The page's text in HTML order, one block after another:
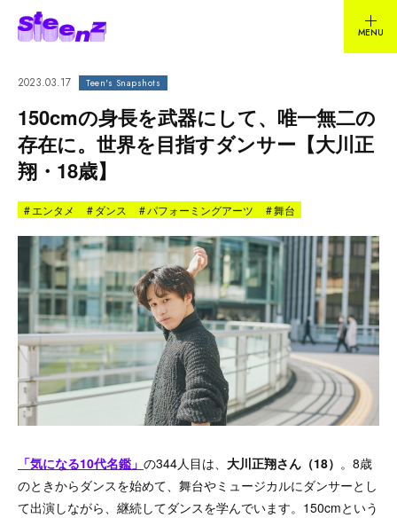
2023.03.17 Teen's Snapshots
150cmの身長を武器にして、唯一無二の
存在に。世界を目指すダンサー【大川正
翔・18歳】
#エンタメ #ダンス #パフォーミングアーツ #舞台
「気になる10代名鑑」 の344人目は、 大川正翔さん（18） 。8歳
のときからダンスを始めて、舞台やミュージカルにダンサーとし
て出演しながら、継続してダンスを学んでいます。150cmという